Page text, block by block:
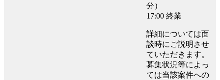
分）
17:00 終業
詳細については面
談時にご説明させ
ていただきます。
募集状況等によっ
ては当該案件への